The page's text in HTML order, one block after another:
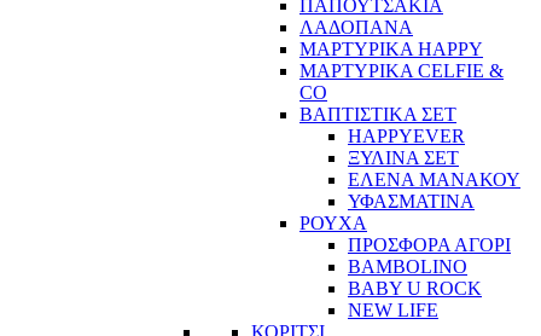
ΠΑΠΟΥΤΣΑΚΙΑ
ΛΑΔΟΠΑΝΑ
ΜΑΡΤΥΡΙΚΑ HAPPY
ΜΑΡΤΥΡΙΚΑ CELFIE &
CO
ΒΑΠΤΙΣΤΙΚΑ ΣΕΤ
HAPPYEVER
ΞΥΛΙΝΑ ΣΕΤ
ΕΛΕΝΑ ΜΑΝΑΚΟΥ
ΥΦΑΣΜΑΤΙΝΑ
ΡΟΥΧΑ
ΠΡΟΣΦΟΡΑ ΑΓΟΡΙ
BAMBOLINO
BABY U ROCK
NEW LIFE
ΚΟΡΙΤΣΙ